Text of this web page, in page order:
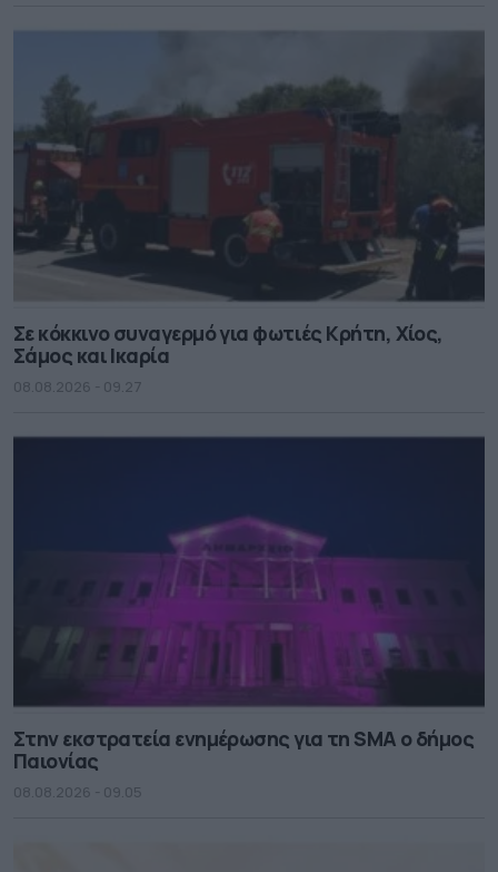
Σε κόκκινο συναγερμό για φωτιές Κρήτη, Χίος,
Σάμος και Ικαρία
08.08.2026 - 09.27
Στην εκστρατεία ενημέρωσης για τη SMA ο δήμος
Παιονίας
08.08.2026 - 09.05